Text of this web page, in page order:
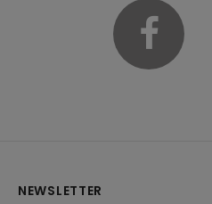
NEWSLETTER